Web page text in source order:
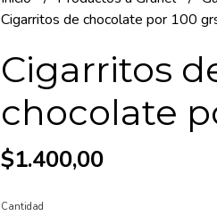
Cigarritos de chocolate por 100
Cigarritos
chocolate
$1.400,00
Cantidad